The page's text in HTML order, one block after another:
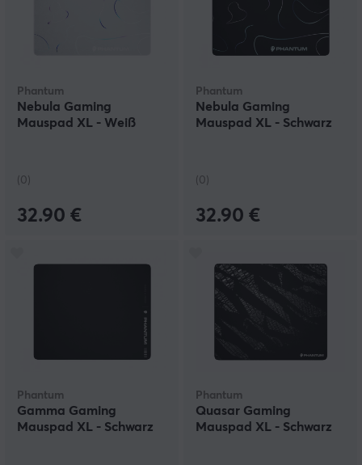
Phantum
Nebula Gaming
Mauspad XL - Weiß
(0)
32.90 €
Phantum
Nebula Gaming
Mauspad XL - Schwarz
(0)
32.90 €
Phantum
Gamma Gaming
Mauspad XL - Schwarz
Phantum
Quasar Gaming
Mauspad XL - Schwarz